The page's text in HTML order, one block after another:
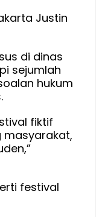
Justin
di dinas
sejumlah
hukum
fiktif
masyarakat,
festival